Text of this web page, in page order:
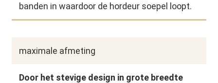
banden in waardoor de hordeur soepel loopt.
maximale afmeting
Door het stevige design in grote breedte